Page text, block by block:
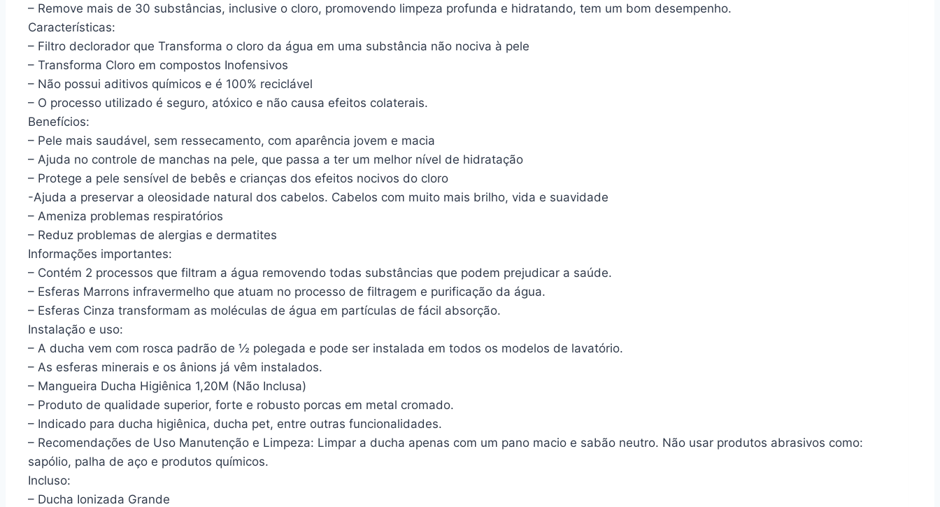
– Remove mais de 30 substâncias, inclusive o cloro, promovendo limpeza profunda e hidratando, tem um bom desempenho.
Características:
– Filtro declorador que Transforma o cloro da água em uma substância não nociva à pele
– Transforma Cloro em compostos Inofensivos
– Não possui aditivos químicos e é 100% reciclável
– O processo utilizado é seguro, atóxico e não causa efeitos colaterais.
Benefícios:
– Pele mais saudável, sem ressecamento, com aparência jovem e macia
– Ajuda no controle de manchas na pele, que passa a ter um melhor nível de hidratação
– Protege a pele sensível de bebês e crianças dos efeitos nocivos do cloro
-Ajuda a preservar a oleosidade natural dos cabelos. Cabelos com muito mais brilho, vida e suavidade
– Ameniza problemas respiratórios
– Reduz problemas de alergias e dermatites
Informações importantes:
– Contém 2 processos que filtram a água removendo todas substâncias que podem prejudicar a saúde.
– Esferas Marrons infravermelho que atuam no processo de filtragem e purificação da água.
– Esferas Cinza transformam as moléculas de água em partículas de fácil absorção.
Instalação e uso:
– A ducha vem com rosca padrão de ½ polegada e pode ser instalada em todos os modelos de lavatório.
– As esferas minerais e os ânions já vêm instalados.
– Mangueira Ducha Higiênica 1,20M (Não Inclusa)
– Produto de qualidade superior, forte e robusto porcas em metal cromado.
– Indicado para ducha higiênica, ducha pet, entre outras funcionalidades.
– Recomendações de Uso Manutenção e Limpeza: Limpar a ducha apenas com um pano macio e sabão neutro. Não usar produtos abrasivos como:
sapólio, palha de aço e produtos químicos.
Incluso:
– Ducha Ionizada Grande